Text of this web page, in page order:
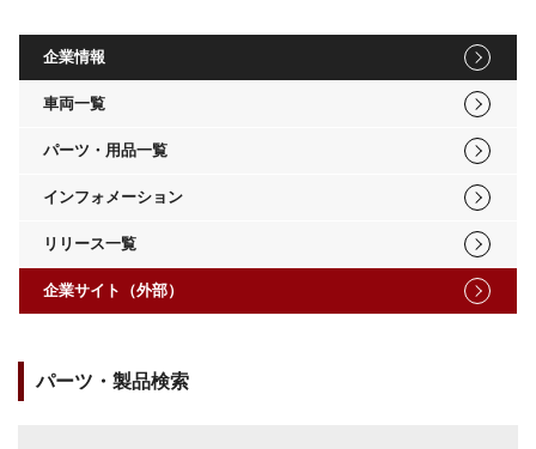
企業情報
車両一覧
パーツ・用品一覧
インフォメーション
リリース一覧
企業サイト（外部）
パーツ・製品検索